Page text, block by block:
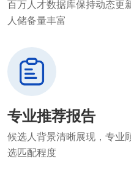
百万人才数据库保持动态更
人储备量丰富
专业推荐报告
候选人背景清晰展现，专业
选匹配程度